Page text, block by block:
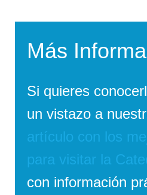
Más
Si quieres
un vistazo a
artículo con los
para visitar la
con información